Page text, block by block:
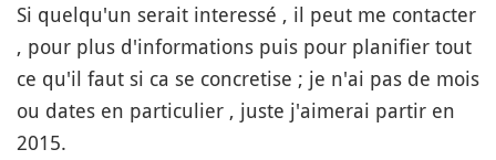
Si quelqu'un serait interessé , il peut me contacter
, pour plus d'informations puis pour planifier tout
ce qu'il faut si ca se concretise ; je n'ai pas de mois
ou dates en particulier , juste j'aimerai partir en
2015.